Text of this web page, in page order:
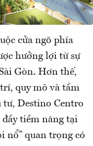
cửa ngõ phía
hưởng lợi từ sự
Gòn. Hơn thế,
quy mô và tầm
tư, Destino Centro
tiềm năng tại
nổ” quan trọng có